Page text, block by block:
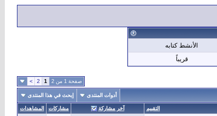
الأنشط كتابه
قريباً
صفحة 1 من 2 1
2
>
أدوات المنتدى إبحث في هذا المنتدى
التقييم آخر مشاركة مشاركات المشاهدات